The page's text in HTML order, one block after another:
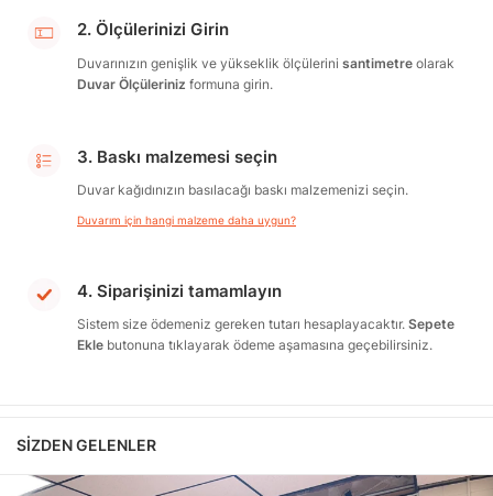
2. Ölçülerinizi Girin
Duvarınızın genişlik ve yükseklik ölçülerini santimetre olarak
Duvar Ölçüleriniz formuna girin.
3. Baskı malzemesi seçin
Duvar kağıdınızın basılacağı baskı malzemenizi seçin.
Duvarım için hangi malzeme daha uygun?
4. Siparişinizi tamamlayın
Sistem size ödemeniz gereken tutarı hesaplayacaktır. Sepete
Ekle butonuna tıklayarak ödeme aşamasına geçebilirsiniz.
SIZDEN GELENLER